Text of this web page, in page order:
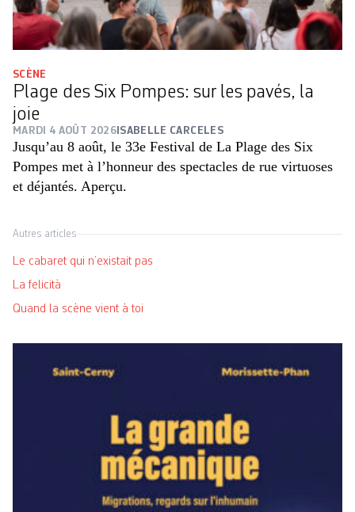
SCÈNE
Plage des Six Pompes: sur les pavés, la
joie
MARDI 4 AOÛT 2026ISABELLE CARCELES
Jusqu’au 8 août, le 33e Festival de La Plage des Six
Pompes met à l’honneur des spectacles de rue virtuoses
et déjantés. Aperçu.
Autres articles
Le cabaret qui n’existait pas
La felicità
Quand la scène vient à toi